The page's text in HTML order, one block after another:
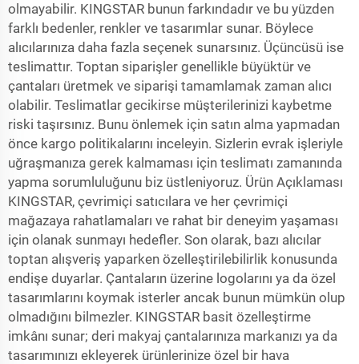
olmayabilir. KINGSTAR bunun farkındadır ve bu yüzden
farklı bedenler, renkler ve tasarımlar sunar. Böylece
alıcılarınıza daha fazla seçenek sunarsınız. Üçüncüsü ise
teslimattır. Toptan siparişler genellikle büyüktür ve
çantaları üretmek ve siparişi tamamlamak zaman alıcı
olabilir. Teslimatlar gecikirse müşterilerinizi kaybetme
riski taşırsınız. Bunu önlemek için satın alma yapmadan
önce kargo politikalarını inceleyin. Sizlerin evrak işleriyle
uğraşmanıza gerek kalmaması için teslimatı zamanında
yapma sorumluluğunu biz üstleniyoruz. Ürün Açıklaması
KINGSTAR, çevrimiçi satıcılara ve her çevrimiçi
mağazaya rahatlamaları ve rahat bir deneyim yaşaması
için olanak sunmayı hedefler. Son olarak, bazı alıcılar
toptan alışveriş yaparken özelleştirilebilirlik konusunda
endişe duyarlar. Çantaların üzerine logolarını ya da özel
tasarımlarını koymak isterler ancak bunun mümkün olup
olmadığını bilmezler. KINGSTAR basit özelleştirme
imkânı sunar; deri makyaj çantalarınıza markanızı ya da
tasarımınızı ekleyerek ürünlerinize özel bir hava